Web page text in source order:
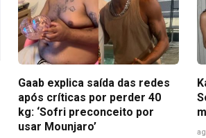
Gaab explica saída das redes
após críticas por perder 40
kg: ‘Sofri preconceito por
usar Mounjaro’